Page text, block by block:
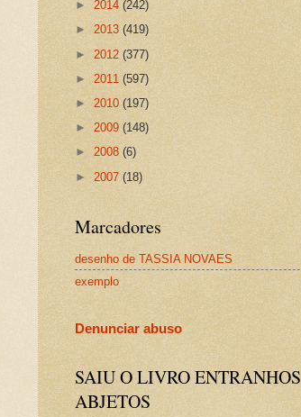
► 2014 (242)
► 2013 (419)
► 2012 (377)
► 2011 (597)
► 2010 (197)
► 2009 (148)
► 2008 (6)
► 2007 (18)
Marcadores
desenho de TASSIA NOVAES
exemplo
Denunciar abuso
SAIU O LIVRO ENTRANHOS
ABJETOS